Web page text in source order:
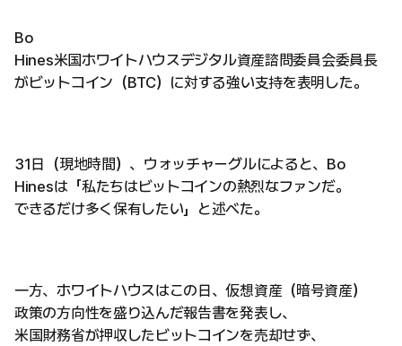
Bo
Hines米国ホワイトハウスデジタル資産諮問委員会委員長
がビットコイン（BTC）に対する強い支持を表明した。
31日（現地時間）、ウォッチャーグルによると、Bo
Hinesは「私たちはビットコインの熱烈なファンだ。
できるだけ多く保有したい」と述べた。
一方、ホワイトハウスはこの日、仮想資産（暗号資産）
政策の方向性を盛り込んだ報告書を発表し、
米国財務省が押収したビットコインを売却せず、